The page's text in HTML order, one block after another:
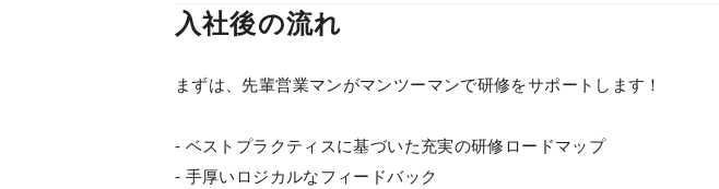
入社後の流れ
まずは、先輩営業マンがマンツーマンで研修をサポートします！
- ベストプラクティスに基づいた充実の研修ロードマップ
- 手厚いロジカルなフィードバック